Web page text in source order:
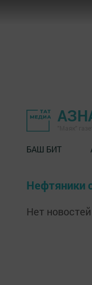
БАШ БИТ
Нефтяники
Нет новостей